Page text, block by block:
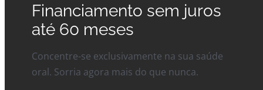
Financiamento sem juros
até 60 meses
Concentre-se exclusivamente na sua saúde
oral. Sorria agora mais do que nunca.